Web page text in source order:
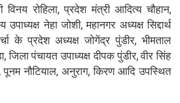
विनय रोहिला, प्रदेश मंत्री आदित्य चौहान,
उपाध्यक्ष नेहा जोशी, महानगर अध्यक्ष सिद्दार्थ
के प्रदेश अध्यक्ष जोगेंद्र पुंडीर, भीमताल
जिला पंचायत उपाध्यक्ष दीपक पुंडीर, वीर सिंह
नौटियाल, अनुराग, किरण आदि उपस्थित